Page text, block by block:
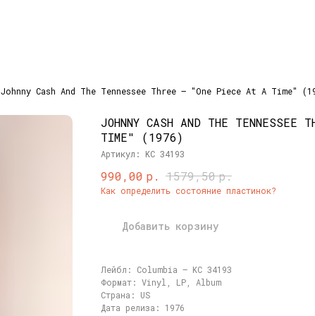
Johnny Cash And The Tennessee Three ‎– "One Piece At A Time"
JOHNNY CASH AND THE
TIME" (1976)
Артикул: KC 34193
990,00 р. 1579,50р.
Как определить состояние пластинок?
Добавить корзину
Лейбл: Columbia ‎– KC 34193
Формат: Vinyl, LP, Album
Страна: US
Дата релиза: 1976